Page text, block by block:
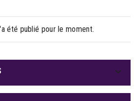
été publié pour le moment.
